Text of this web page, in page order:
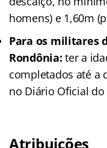
homens) e 1,60m
Para os militares
Rondônia: ter a
completados até a
no Diário Oficial do
Atribuições